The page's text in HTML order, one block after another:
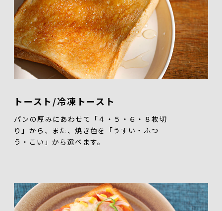
トースト/冷凍トースト
パンの厚みにあわせて「４・５・６・８枚切
り」から、また、焼き色を「うすい・ふつ
う・こい」から選べます。